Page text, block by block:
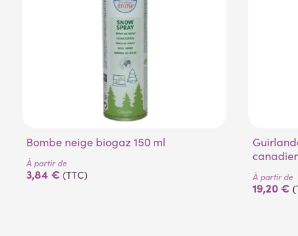
Bombe neige biogaz 150 ml
À partir de
3,84 € (TTC)
Guirlande artificielle de sapin
À partir de
19,20 €